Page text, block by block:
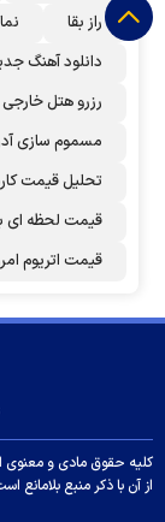
راز بقا
دانلود آهنگ
رزرو هتل خارجی
مسموم سازی
تحلیل قیمت
قیمت لحظه ای
قیمت اتریوم
کلیه حقوق مادی و معنوی
از آن با ذکر منبع بلامانع